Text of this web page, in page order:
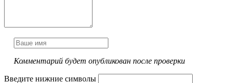
Комментарий будет опубликован после проверки
Введите нижние символы